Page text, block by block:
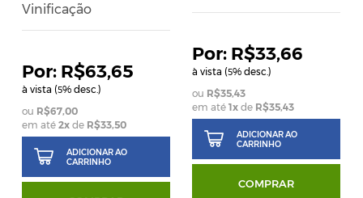
Vinificação
R$63,65
à vista (5% desc.)
R$67,00
em até2x de R$33,50
ADICIONAR AO
CARRINHO
R$33,66
à vista (5% desc.)
R$35,43
em até 1xde R$35,43
ADICIONAR AO
CARRINHO
COMPRAR